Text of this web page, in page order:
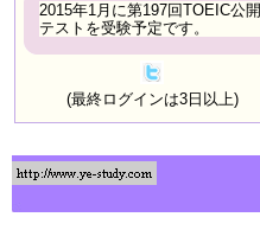
2015年1月に第197回TOEIC公開
テストを受験予定です。
(最終ログインは3日以上)